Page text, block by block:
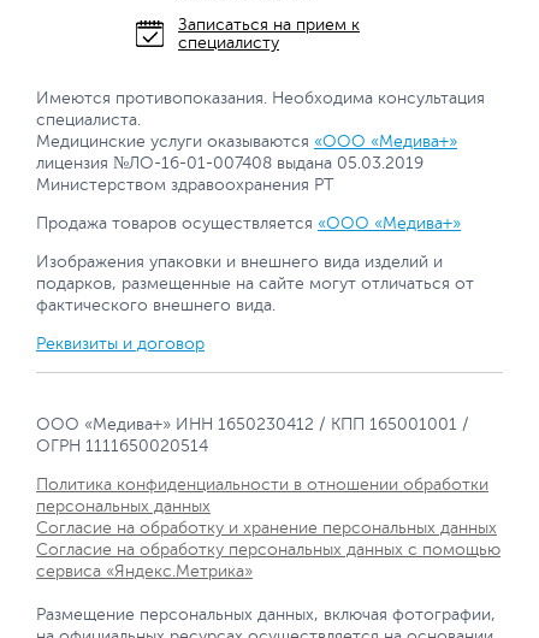
Записаться на прием к
специалисту
Имеются противопоказания. Необходима консультация
специалиста.
Медицинские услуги оказываются «ООО «Медива+»
лицензия №ЛО-16-01-007408 выдана 05.03.2019
Министерством здравоохранения РТ
Продажа товаров осуществляется «ООО «Медива+»
Изображения упаковки и внешнего вида изделий и
подарков, размещенные на сайте могут отличаться от
фактического внешнего вида.
Реквизиты и договор
ООО «Медива+» ИНН 1650230412 / КПП 165001001 /
ОГРН 1111650020514
Политика конфиденциальности в отношении обработки
персональных данных
Согласие на обработку и хранение персональных данных
Согласие на обработку персональных данных с помощью
сервиса «Яндекс.Метрика»
Размещение персональных данных, включая фотографии,